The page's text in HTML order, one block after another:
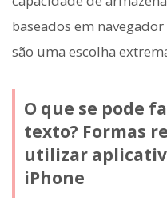
baseados em
são uma escolha
O que se pode
texto? Formas
utilizar
iPhone